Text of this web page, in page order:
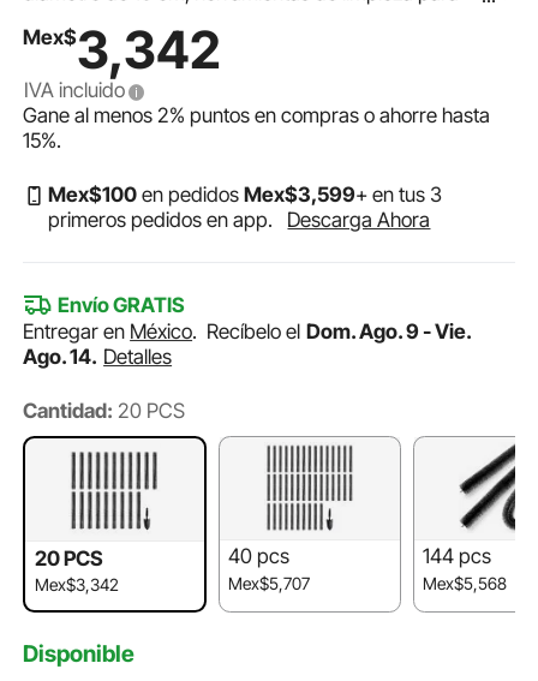
protector de hojas para canalones de 12,7 cm, limpia
fácilmente hojas y escombros del techo, paquete de 20
Mex$3,342
IVA incluido
Gane al menos2% puntos en compras o ahorre hasta
15%.
Mex$100 en pedidosMex$3,599+ en tus 3
primeros pedidos en app.
Descarga Ahora
Envío GRATIS
Entregar en México. Recíbelo el Dom. Ago. 9 - Vie.
Ago. 14. Detalles
Cantidad: 20 PCS
20 PCS
Mex$3,342
40 pcs
Mex$5,707
144 pcs
Mex$5,568
Disponible